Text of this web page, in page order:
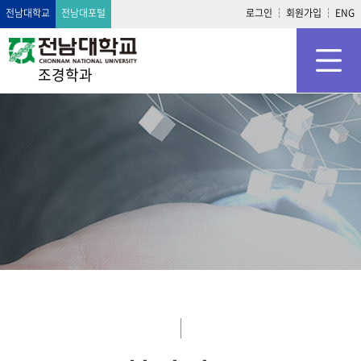
전남대학교 전남대포털 로그인 회원가입 ENG
조경학과